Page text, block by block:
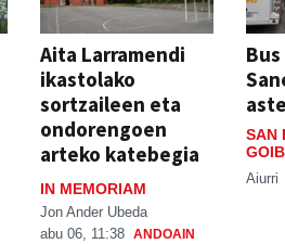
Aita Larramendi
ikastolako
sortzaileen eta
ondorengoen
arteko katebegia
IN MEMORIAM
Jon Ander Ubeda
abu 06, 11:38 ANDOAIN
SAN
Aiurri